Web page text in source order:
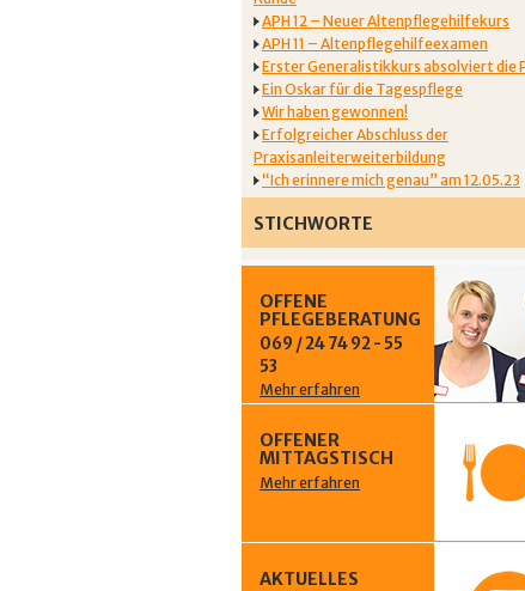
APH 12 – Neuer Altenpflegehilfekurs
APH 11 – Altenpflegehilfeexamen
Erster Generalistikkurs absolviert die
Ein Oskar für die Tagespflege
Wir haben gewonnen!
Erfolgreicher Abschluss der
Praxisanleiterweiterbildung
“Ich erinnere mich genau” am 12.05.23
STICHWORTE
OFFENE
PFLEGEBERATUNG
069 / 24 74 92 - 55
53
Mehr erfahren
OFFENER
MITTAGSTISCH
Mehr erfahren
AKTUELLES